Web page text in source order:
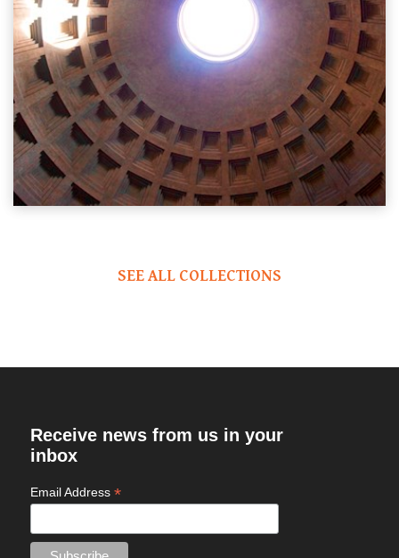
SEE ALL COLLECTIONS
Receive news from us in your
inbox
Email Address *